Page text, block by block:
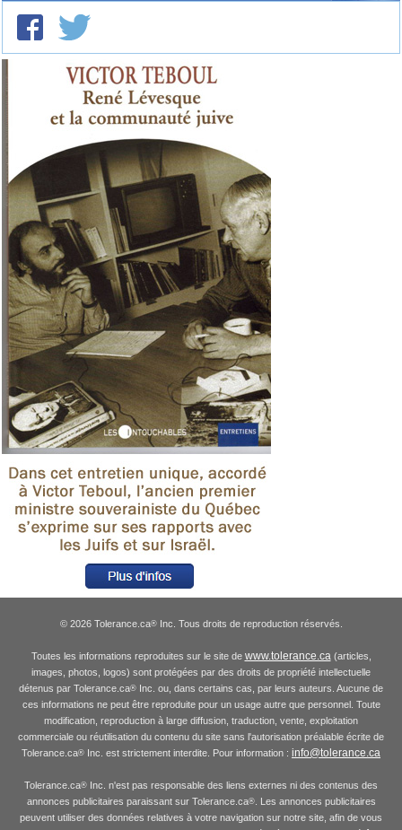
© 2026 Tolerance.ca®Inc. Tous droits de reproduction réservés.
Toutes les informations reproduites sur le site de www.tolerance.ca(articles,
images, photos, logos) sont protégées par des droits de propriété intellectuelle
détenus par Tolerance.ca® Inc. ou, dans certains cas, par leurs auteurs. Aucune de
ces informations ne peut être reproduite pour un usage autre que personnel. Toute
modification, reproduction à large diffusion, traduction, vente, exploitation
commerciale ou réutilisation du contenu du site sans l'autorisation préalable écrite de
Tolerance.ca® Inc. est strictement interdite. Pour information : info@tolerance.ca
Tolerance.ca® Inc. n'est pas responsable des liens externes ni des contenus des
annonces publicitaires paraissant sur Tolerance.ca®. Les annonces publicitaires
peuvent utiliser des données relatives à votre navigation sur notre site, afin de vous